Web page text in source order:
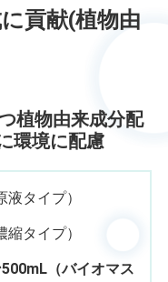
貢献(植物由
植物由来成分配
環境に配慮
タイプ）
タイプ）
（バイオマス